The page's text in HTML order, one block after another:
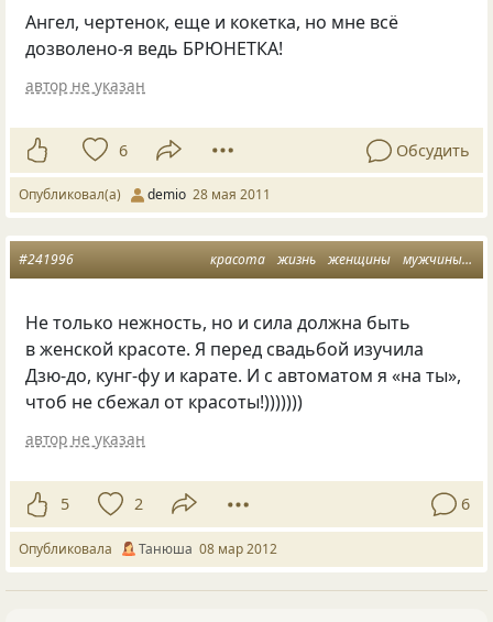
Ангел, чертенок, еще и кокетка, но мне всё
дозволено-я ведь БРЮНЕТКА!
автор не указан
6 Обсудить
Опубликовал(а) demio 28 мая 2011
красота жизнь женщины мужчины
#241996
Не только нежность, но и сила должна быть
в женской красоте. Я перед свадьбой изучила
Дзю-до, кунг-фу и карате. И с автоматом я «на ты»,
чтоб не сбежал от красоты!)))))))
автор не указан
5 2 6
Опубликовала Танюша 08 мар 2012